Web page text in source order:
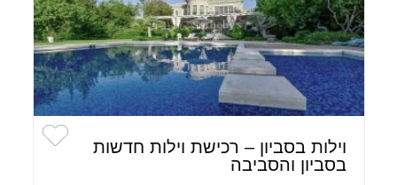
וילות בסביון – רכישת וילות חדשות
בסביון והסביבה